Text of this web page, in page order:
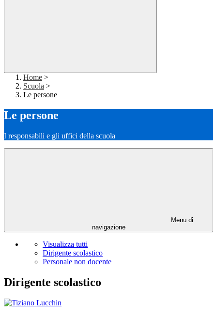
Home >
Scuola >
Le persone
Le persone
I responsabili e gli uffici della scuola
Menu di
navigazione
Visualizza tutti
Dirigente scolastico
Personale non docente
Dirigente scolastico